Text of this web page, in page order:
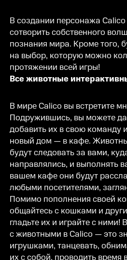
В создании персонажа Calico
сотворить собственного
познания мира. Кроме того,
на выбор, которую можно
протяжении всей игры!
Все животные
В мире Calico вы встретите
Подружившись, вы можете
добавить их в свою команду
новый дом — в кафе.
будут следовать за вами,
направлялись, и выполнять
вашем кафе они будут
любыми посетителями,
Помимо пополнения своей
общайтесь с кошками и
гладьте их и играйте с ними!
с животными в Calico — это
игрушками, танцевать,
их с собой, проводить время